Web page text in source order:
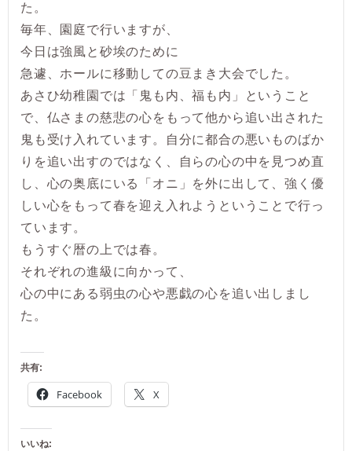
た。
毎年、園庭で行いますが、
今日は強風と砂埃のために
急遽、ホールに移動しての豆まき大会でした。
あさひ幼稚園では「鬼も内、福も内」ということ
で、仏さまの慈悲の心をもって他から追い出された
鬼も受け入れています。自分に都合の悪いものばか
りを追い出すのではなく、自らの心の中を見つめ直
し、心の奥底にいる「オニ」を外に出して、強く優
しい心をもって春を迎え入れようということで行っ
ています。
もうすぐ暦の上では春。
それぞれの進級に向かって、
心の中にある弱虫の心や悪戯の心を追い出しまし
た。
共有:
Facebook X
いいね: